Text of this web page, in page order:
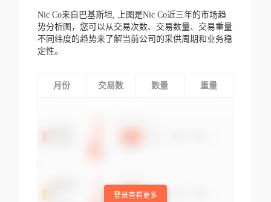
Nic Co来自巴基斯坦,
上图是Nic Co近三年的市场趋
势分析图，您可以从交易次数、交易数量、交易重量
不同纬度的趋势来了解当前公司的采供周期和业务稳
定性。
月份 交易数 数量 重量
登录查看更多